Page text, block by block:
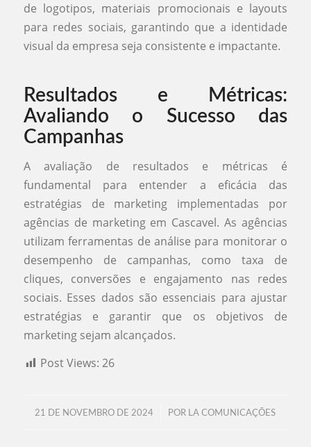
de logotipos, materiais promocionais e layouts
para redes sociais, garantindo que a identidade
visual da empresa seja consistente e impactante.
Resultados e Métricas:
Avaliando o Sucesso das
Campanhas
A avaliação de resultados e métricas é
fundamental para entender a eficácia das
estratégias de marketing implementadas por
agências de marketing em Cascavel. As agências
utilizam ferramentas de análise para monitorar o
desempenho de campanhas, como taxa de
cliques, conversões e engajamento nas redes
sociais. Esses dados são essenciais para ajustar
estratégias e garantir que os objetivos de
marketing sejam alcançados.
Post Views: 26
21 DE NOVEMBRO DE 2024
/ POR LA COMUNICAÇÕES